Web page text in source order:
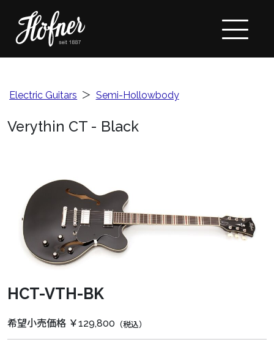
Electric Guitars ＞ Semi-Hollowbody
Verythin CT - Black
HCT-VTH-BK
希望小売価格 ￥129,800 （税込）